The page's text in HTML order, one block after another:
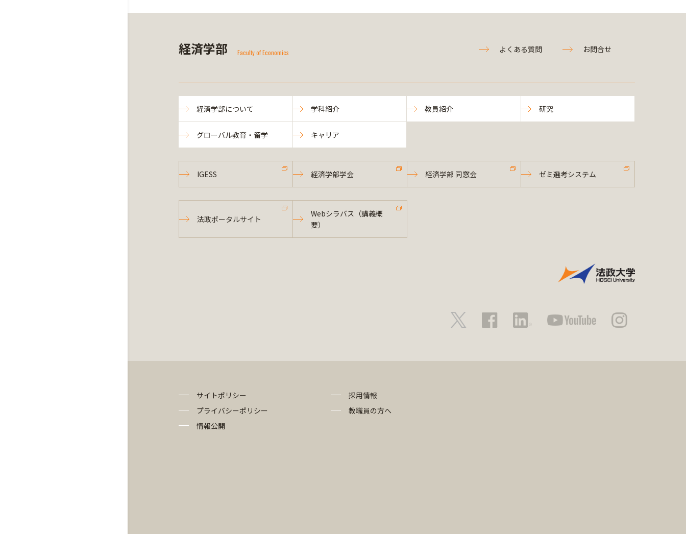
経済学部 Faculty of Economics よくある質問 お問合せ
経済学部について 学科紹介 教員紹介 研究
グローバル教育・留学 キャリア
IGESS 経済学部学会 経済学部 同窓会 ゼミ選考システム
法政ポータルサイト
Webシラバス（講義概
要）
サイトポリシー
プライバシーポリシー
情報公開
採用情報
教職員の方へ